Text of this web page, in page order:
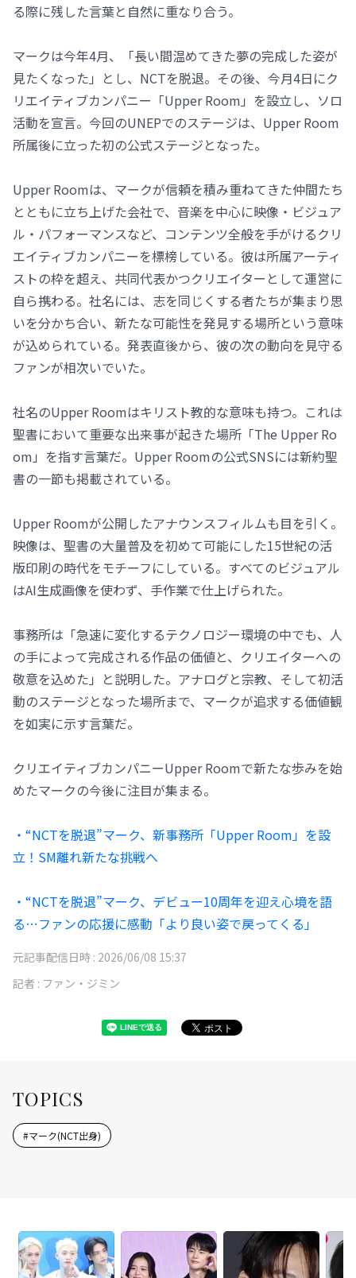
る際に残した言葉と自然に重なり合う。
マークは今年4月、「長い間温めてきた夢の完成した姿が
見たくなった」とし、NCTを脱退。その後、今月4日にク
リエイティブカンパニー「Upper Room」を設立し、ソロ
活動を宣言。今回のUNEPでのステージは、Upper Room
所属後に立った初の公式ステージとなった。
Upper Roomは、マークが信頼を積み重ねてきた仲間たち
とともに立ち上げた会社で、音楽を中心に映像・ビジュア
ル・パフォーマンスなど、コンテンツ全般を手がけるクリ
エイティブカンパニーを標榜している。彼は所属アーティ
ストの枠を超え、共同代表かつクリエイターとして運営に
自ら携わる。社名には、志を同じくする者たちが集まり思
いを分かち合い、新たな可能性を発見する場所という意味
が込められている。発表直後から、彼の次の動向を見守る
ファンが相次いでいた。
社名のUpper Roomはキリスト教的な意味も持つ。これは
聖書において重要な出来事が起きた場所「The Upper Ro
om」を指す言葉だ。Upper Roomの公式SNSには新約聖
書の一節も掲載されている。
Upper Roomが公開したアナウンスフィルムも目を引く。
映像は、聖書の大量普及を初めて可能にした15世紀の活
版印刷の時代をモチーフにしている。すべてのビジュアル
はAI生成画像を使わず、手作業で仕上げられた。
事務所は「急速に変化するテクノロジー環境の中でも、人
の手によって完成される作品の価値と、クリエイターへの
敬意を込めた」と説明した。アナログと宗教、そして初活
動のステージとなった場所まで、マークが追求する価値観
を如実に示す言葉だ。
クリエイティブカンパニーUpper Roomで新たな歩みを始
めたマークの今後に注目が集まる。
・“NCTを脱退”マーク、新事務所「Upper Room」を設
立！SM離れ新たな挑戦へ
・“NCTを脱退”マーク、デビュー10周年を迎え心境を語
る…ファンの応援に感動「より良い姿で戻ってくる」
元記事配信日時 : 2026/06/08 15:37
記者 : ファン・ジミン
TOPICS
#マーク(NCT出身)